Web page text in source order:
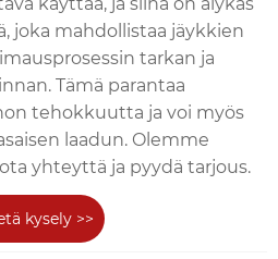
käyttää, ja siinä on älykäs
joka mahdollistaa jäykkien
tarkan ja
Tämä parantaa
tehokkuutta ja voi myös
laadun. Olemme
yhteyttä ja pyydä tarjous.
kysely >>